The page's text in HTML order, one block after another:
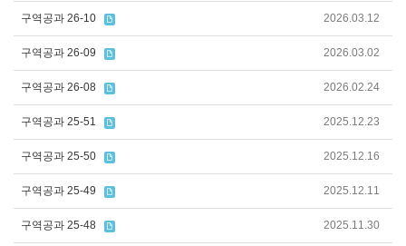
구역공과 26-10 2026.03.12
구역공과 26-09 2026.03.02
구역공과 26-08 2026.02.24
구역공과 25-51 2025.12.23
구역공과 25-50 2025.12.16
구역공과 25-49 2025.12.11
구역공과 25-48 2025.11.30